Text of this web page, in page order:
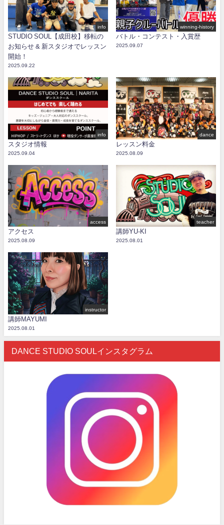
info
STUDIO SOUL【成田校】移転の
お知らせ & 新スタジオでレッスン
開始！
2025.09.22
winning-history
バトル・コンテスト・入賞歴
2025.09.07
info
スタジオ情報
2025.09.04
dance
レッスン料金
2025.08.09
access
アクセス
2025.08.09
teacher
講師YU-KI
2025.08.01
instructor
講師MAYUMI
2025.08.01
DANCE STUDIO SOULインスタグラム